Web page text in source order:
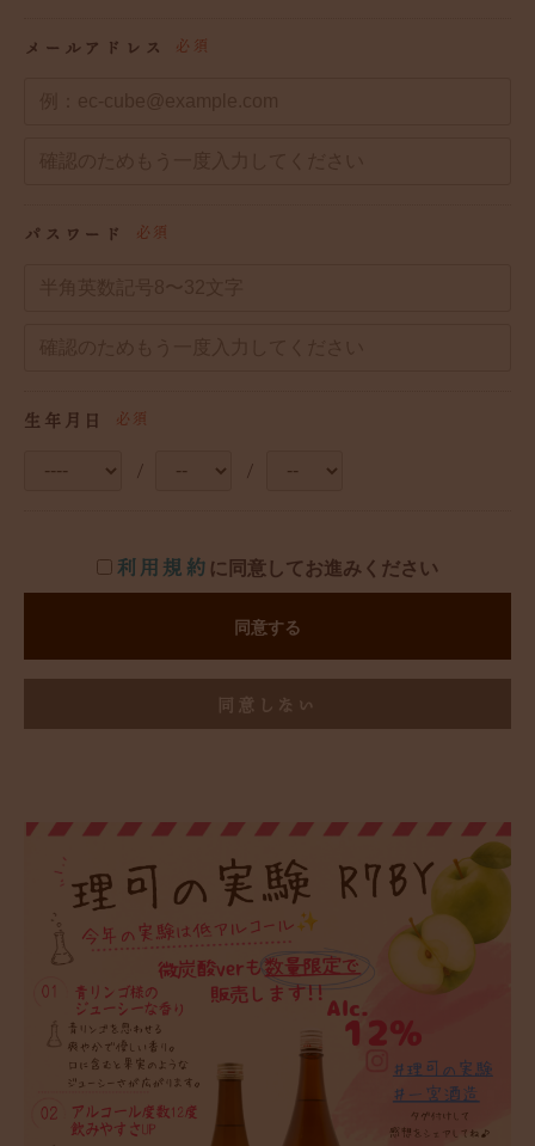
メールアドレス 必須
パスワード 必須
生年月日 必須
/ /
利用規約 に同意してお進みください
同意する
同意しない